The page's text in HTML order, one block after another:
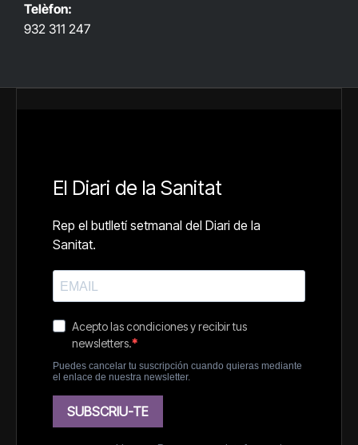
Telèfon:
932 311 247